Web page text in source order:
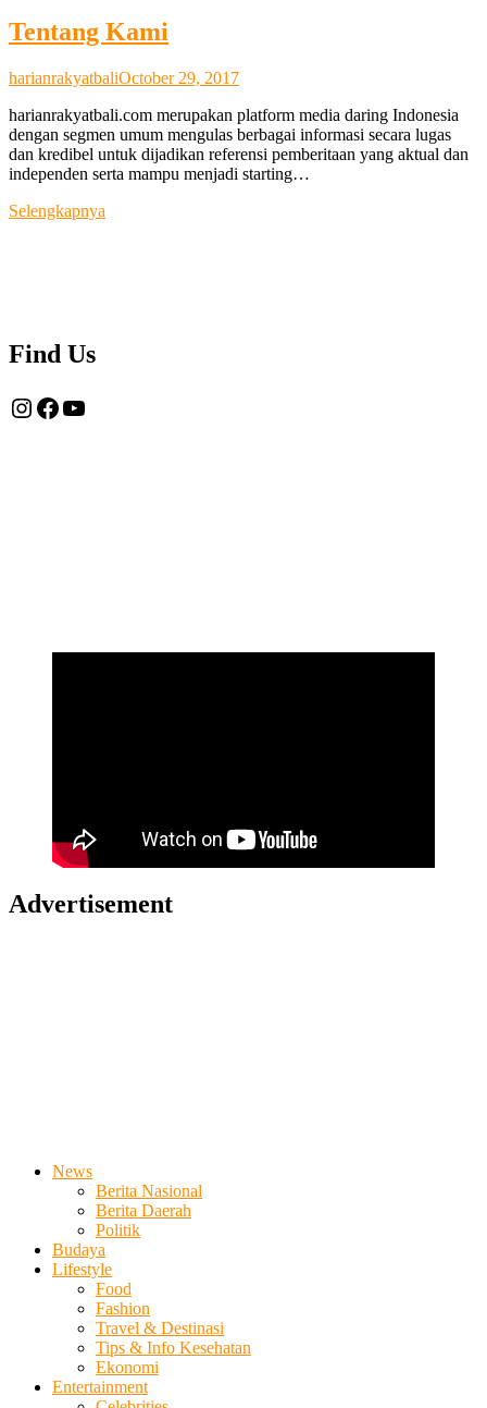
Tentang Kami
harianrakyatbaliOctober 29, 2017
harianrakyatbali.com merupakan platform media daring Indonesia
dengan segmen umum mengulas berbagai informasi secara lugas
dan kredibel untuk dijadikan referensi pemberitaan yang aktual dan
independen serta mampu menjadi starting…
Selengkapnya
Find Us
Instagram
Facebook
YouTube
Advertisement
News
Berita Nasional
Berita Daerah
Politik
Budaya
Lifestyle
Food
Fashion
Travel & Destinasi
Tips & Info Kesehatan
Ekonomi
Entertainment